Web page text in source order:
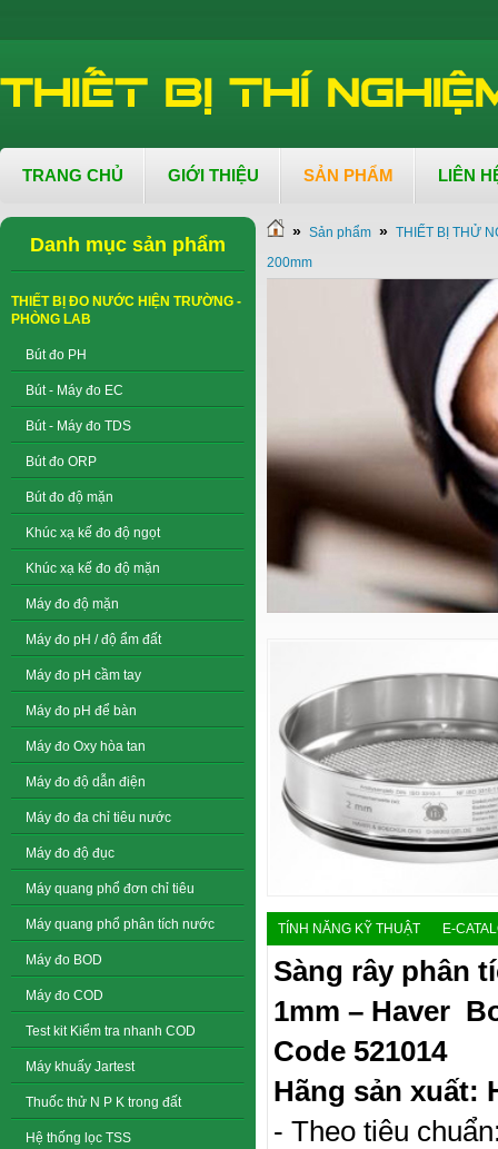
TRANG CHỦ GIỚI THIỆU SẢN PHẨM LIÊN
Danh mục sản phẩm
THIẾT BỊ ĐO NƯỚC HIỆN TRƯỜNG -
PHÒNG LAB
Bút đo PH
Bút - Máy đo EC
Bút - Máy đo TDS
Bút đo ORP
Bút đo độ mặn
Khúc xạ kế đo độ ngọt
Khúc xạ kế đo độ mặn
Máy đo độ mặn
Máy đo pH / độ ẩm đất
Máy đo pH cầm tay
Máy đo pH để bàn
Máy đo Oxy hòa tan
Máy đo độ dẫn điện
Máy đo đa chỉ tiêu nước
Máy đo độ đục
Máy quang phổ đơn chỉ tiêu
Máy quang phổ phân tích nước
Máy đo BOD
Máy đo COD
Test kit Kiểm tra nhanh COD
Máy khuấy Jartest
Thuốc thử N P K trong đất
Hệ thống lọc TSS
» Sản phẩm » THIẾT BỊ THỬ
200mm
TÍNH NĂNG KỸ THUẬT E-
Sàng rây phân
1mm – Haver
Code 521014
Hãng sản xuất:
- Theo tiêu